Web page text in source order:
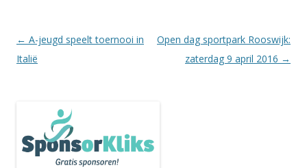
Berichtnavigatie
← A-jeugd speelt toernooi in
Italië
Open dag sportpark Rooswijk:
zaterdag 9 april 2016 →